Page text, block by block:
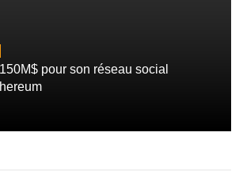
pour son réseau social